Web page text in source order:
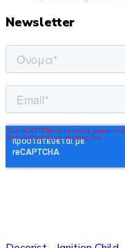
Newsletter